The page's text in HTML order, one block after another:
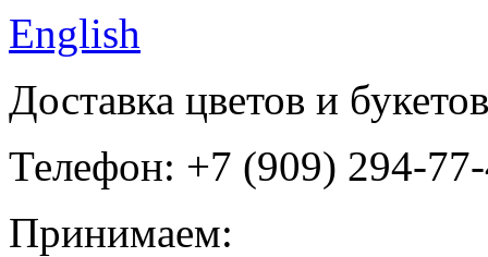
English
Доставка цветов и
Телефон: +7 (909) 294-
Принимаем: